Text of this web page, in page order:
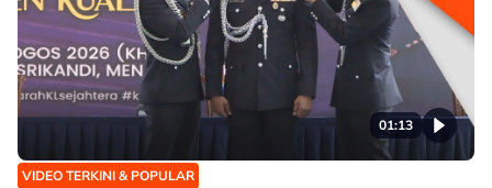
01:13
VIDEO TERKINI & POPULAR